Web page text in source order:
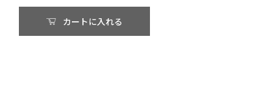
カートに入れる